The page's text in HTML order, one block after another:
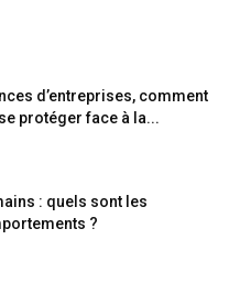
d’entreprises, comment
protéger face à la...
: quels sont les
?